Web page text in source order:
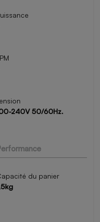
240V 50/60Hz.
du panier